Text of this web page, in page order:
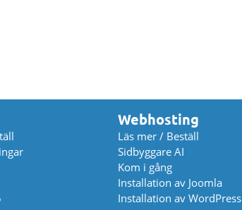
Webhosting
Läs mer / Beställ
Sidbyggare AI
Kom i gång
Installation av Joomla
Installation av WordPress